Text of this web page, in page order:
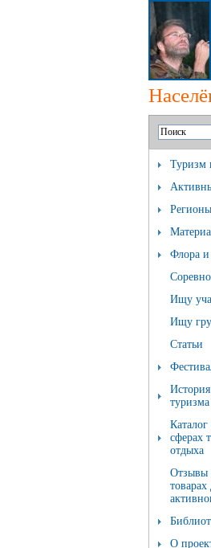
Туризм
Регионы
Флора и
Ищу
Ищу
Статьи
туризма
сферах
отдыха
Отзывы
О